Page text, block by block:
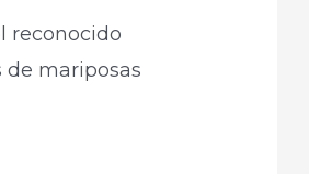
reconocido
mariposas